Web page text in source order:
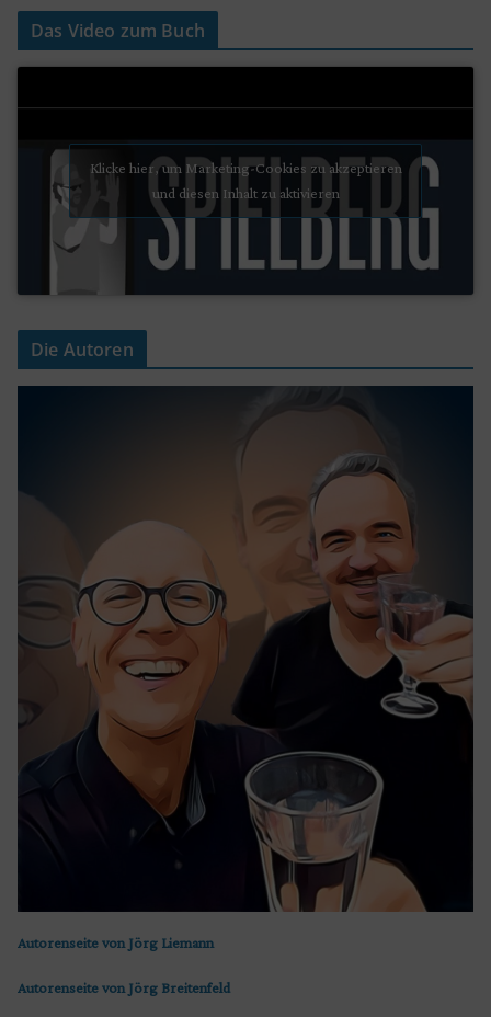
Das Video zum Buch
Klicke hier, um Marketing-Cookies zu akzeptieren
und diesen Inhalt zu aktivieren
Die Autoren
Autorenseite von Jörg Liemann
Autorenseite von Jörg Breitenfeld